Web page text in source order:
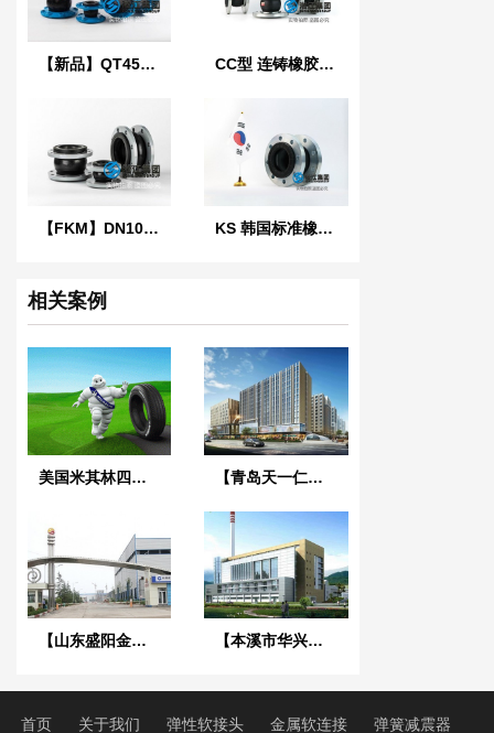
【新品】QT450球墨铸铁法兰橡胶接头 CC型 连铸橡胶软连接
【FKM】DN100氟橡胶挠性接管 KS 韩国标准橡胶防震接头
相关案例
美国米其林四联动线冷却水循环系统PVC橡胶接头 【青岛天一仁和财富中心项目】弹簧减震器合同
【山东盛阳金属节能改造循环水系统】橡胶接头合同 【本溪市华兴热电】金属软管合同
首页 关于我们 弹性软接头 金属软连接 弹簧减震器